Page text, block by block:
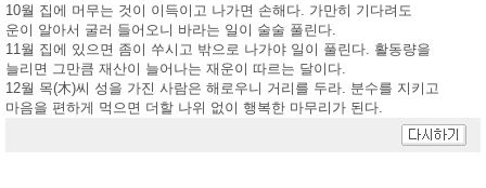
10월 집에 머무는 것이 이득이고 나가면 손해다. 가만히 기다려도
운이 알아서 굴러 들어오니 바라는 일이 술술 풀린다.
11월 집에 있으면 좀이 쑤시고 밖으로 나가야 일이 풀린다. 활동량을
늘리면 그만큼 재산이 늘어나는 재운이 따르는 달이다.
12월 목(木)씨 성을 가진 사람은 해로우니 거리를 두라. 분수를 지키고
마음을 편하게 먹으면 더할 나위 없이 행복한 마무리가 된다.